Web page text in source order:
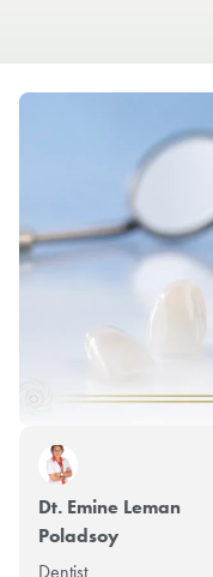
Dt. Emine Leman
Poladsoy
Dentist